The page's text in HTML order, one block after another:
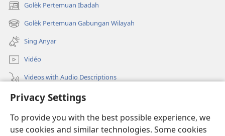
Privacy Settings
To provide you with the best possible experience, we
use cookies and similar technologies. Some cookies
Golèk Pertemuan Ibadah
(opens
new
window)
Golèk Pertemuan Gabungan Wilayah
(opens
new
window)
Sing Anyar
Vidéo
Videos with Audio Descriptions
Golèk JW.ORG
Sumbangan
(opens
new